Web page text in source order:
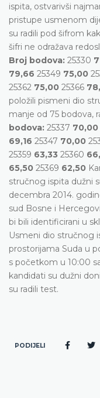
ispita, ostvarivši
pristupe usmenom
su radili pod šifrom
šifri ne odražava
Broj bodova: 25330
79,66 25349 75,00
25362 75,00 25366
položili pismeni dio
manje od 75 bodova,
bodova: 25337 70,00
69,16 25347 70,00
25359 63,33 25360
65,50 25369 62,50
stručnog ispita dužni
decembra 2014.
sud Bosne i
bi bili identificirani u
Usmeni dio stručnog
prostorijama Suda u
s početkom u 10:00
kandidati su dužni
su radili test.
PODIJELI